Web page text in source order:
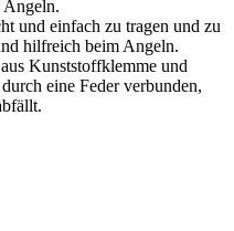
Angeln.
und einfach zu tragen und zu
hilfreich beim Angeln.
Kunststoffklemme und
eine Feder verbunden,